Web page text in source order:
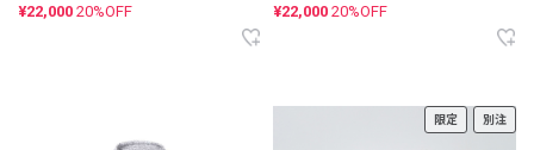
¥22,000 20%OFF ¥22,000 20%OFF
限定 別注